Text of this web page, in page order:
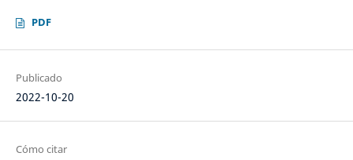
PDF
Publicado
2022-10-20
Cómo citar